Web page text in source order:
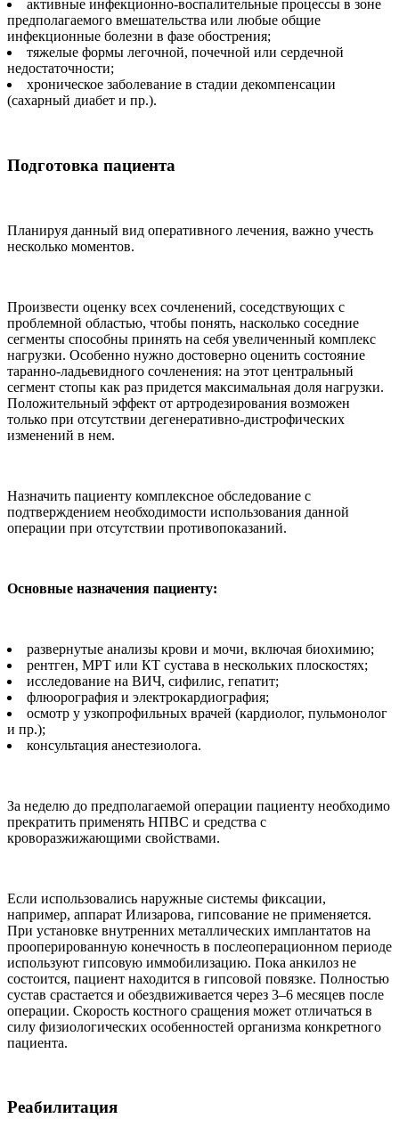
активные инфекционно-воспалительные процессы в зоне
предполагаемого вмешательства или любые общие
инфекционные болезни в фазе обострения;
тяжелые формы легочной, почечной или сердечной
недостаточности;
хроническое заболевание в стадии декомпенсации
(сахарный диабет и пр.).
Подготовка пациента
Планируя данный вид оперативного лечения, важно учесть
несколько моментов.
Произвести оценку всех сочленений, соседствующих с
проблемной областью, чтобы понять, насколько соседние
сегменты способны принять на себя увеличенный комплекс
нагрузки. Особенно нужно достоверно оценить состояние
таранно-ладьевидного сочленения: на этот центральный
сегмент стопы как раз придется максимальная доля нагрузки.
Положительный эффект от артродезирования возможен
только при отсутствии дегенеративно-дистрофических
изменений в нем.
Назначить пациенту комплексное обследование с
подтверждением необходимости использования данной
операции при отсутствии противопоказаний.
Основные назначения пациенту:
развернутые анализы крови и мочи, включая биохимию;
рентген, МРТ или КТ сустава в нескольких плоскостях;
исследование на ВИЧ, сифилис, гепатит;
флюорография и электрокардиография;
осмотр у узкопрофильных врачей (кардиолог, пульмонолог
и пр.);
консультация анестезиолога.
За неделю до предполагаемой операции пациенту необходимо
прекратить применять НПВС и средства с
кроворазжижающими свойствами.
Если использовались наружные системы фиксации,
например, аппарат Илизарова, гипсование не применяется.
При установке внутренних металлических имплантатов на
прооперированную конечность в послеоперационном периоде
используют гипсовую иммобилизацию. Пока анкилоз не
состоится, пациент находится в гипсовой повязке. Полностью
сустав срастается и обездвиживается через 3–6 месяцев после
операции. Скорость костного сращения может отличаться в
силу физиологических особенностей организма конкретного
пациента.
Реабилитация